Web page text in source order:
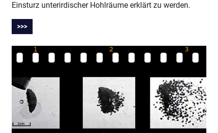
Einsturz unterirdischer Hohlräume erklärt zu werden.
>>>